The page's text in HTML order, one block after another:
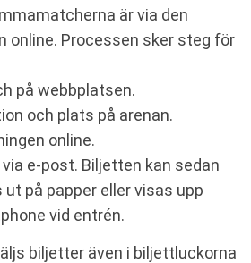
är via den
online. Processen sker steg för
på webbplatsen.
och plats på arenan.
online.
e-post. Biljetten kan sedan
på papper eller visas upp
vid entrén.
biljetter även i biljettluckorna